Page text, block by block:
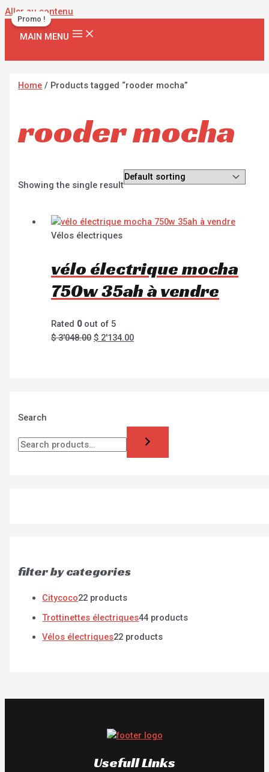
Aller au contenu
MAIN MENU
Search
filter by categories
Citycoco22 products
Trottinettes électriques44 products
Vélos électriques22 products
Home / Products tagged “rooder mocha”
rooder mocha
Showing the single result
Promo !
Vélos électriques
vélo électrique mocha
750w 35ah à vendre
Rated 0out of 5
$3'048.00 $ 2'134.00
Usefull Links